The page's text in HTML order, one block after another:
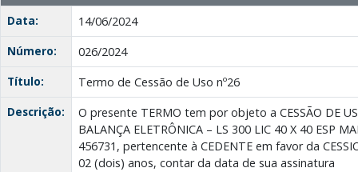
Data:
14/06/2024
Número:
026/2024
Título:
Termo de Cessão de Uso nº26
Descrição:
O presente TERMO tem por objeto a CESSÃO DE
BALANÇA ELETRÔNICA – LS 300 LIC 40 X 40 ESP
456731, pertencente à CEDENTE em favor da
02 (dois) anos, contar da data de sua assinatura